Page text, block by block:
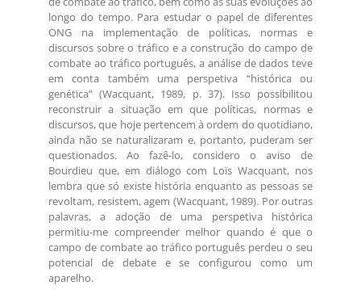
longo do tempo. Para estudar o papel de diferentes
ONG na implementação de políticas, normas e
discursos sobre o tráfico e a construção do campo de
combate ao tráfico português, a análise de dados teve
em conta também uma perspetiva “histórica ou
genética” (Wacquant, 1989, p. 37). Isso possibilitou
reconstruir a situação em que políticas, normas e
discursos, que hoje pertencem à ordem do quotidiano,
ainda não se naturalizaram e, portanto, puderam ser
questionados. Ao fazê-lo, considero o aviso de
Bourdieu que, em diálogo com Loïs Wacquant, nos
lembra que só existe história enquanto as pessoas se
revoltam, resistem, agem (Wacquant, 1989). Por outras
palavras, a adoção de uma perspetiva histórica
permitiu-me compreender melhor quando é que o
campo de combate ao tráfico português perdeu o seu
potencial de debate e se configurou como um
aparelho.